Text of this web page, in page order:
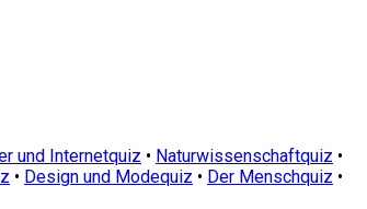
und Internetquiz • Naturwissenschaftquiz •
• Design und Modequiz • Der Menschquiz •